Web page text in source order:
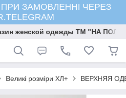
ЗАМОВЛЕННІ ЧЕРЕЗ
женской одежды ТМ "НА
Великі розміри ХЛ+ ВЕРХНЯЯ